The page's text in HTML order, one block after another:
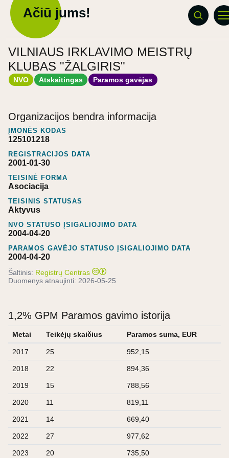
Ačiū jums!
VILNIAUS IRKLAVIMO MEISTRŲ
KLUBAS "ŽALGIRIS"
NVO Atskaitingas Paramos gavėjas
Organizacijos bendra informacija
ĮMONĖS KODAS
125101218
REGISTRACIJOS DATA
2001-01-30
TEISINĖ FORMA
Asociacija
TEISINIS STATUSAS
Aktyvus
NVO STATUSO ĮSIGALIOJIMO DATA
2004-04-20
PARAMOS GAVĖJO STATUSO ĮSIGALIOJIMO DATA
2004-04-20
Šaltinis: Registrų Centras
Duomenys atnaujinti: 2026-05-25
1,2% GPM Paramos gavimo istorija
Metai Teikėjų skaičius Paramos suma, EUR
2017 25 952,15
2018 22 894,36
2019 15 788,56
2020 11 819,11
2021 14 669,40
2022 27 977,62
2023 20 735,50